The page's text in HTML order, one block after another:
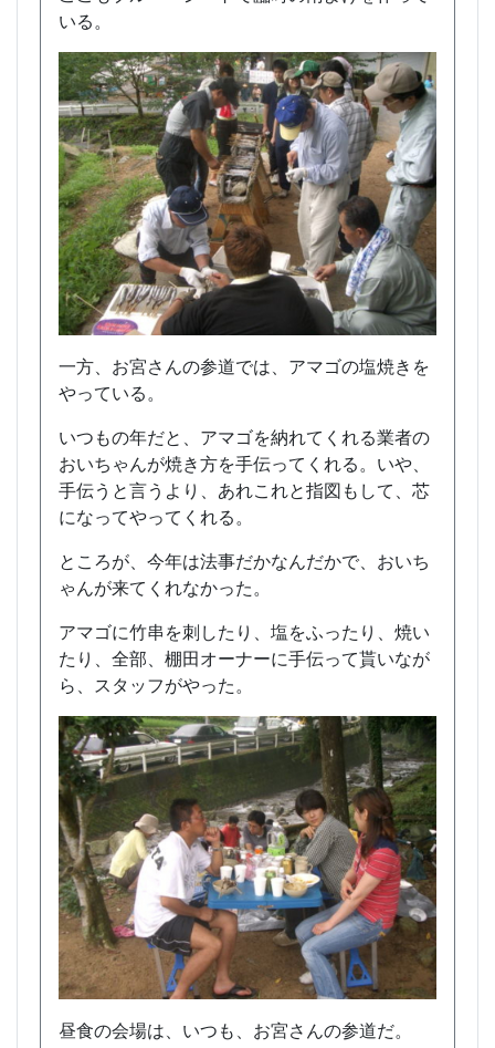
いる。
一方、お宮さんの参道では、アマゴの塩焼きを
やっている。
いつもの年だと、アマゴを納れてくれる業者の
おいちゃんが焼き方を手伝ってくれる。いや、
手伝うと言うより、あれこれと指図もして、芯
になってやってくれる。
ところが、今年は法事だかなんだかで、おいち
ゃんが来てくれなかった。
アマゴに竹串を刺したり、塩をふったり、焼い
たり、全部、棚田オーナーに手伝って貰いなが
ら、スタッフがやった。
昼食の会場は、いつも、お宮さんの参道だ。